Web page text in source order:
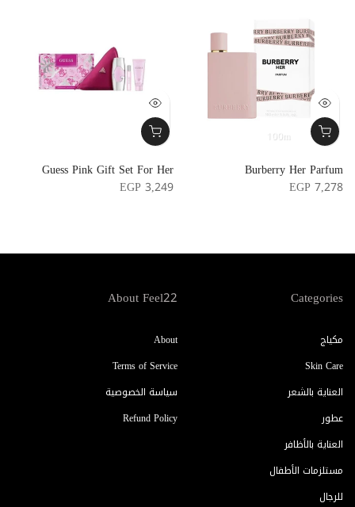
Guess Pink Gift Set For Her
EGP 3,249
100m
Burberry Her Parfum
EGP 7,278
Categories
مكياج
Skin Care
العناية بالشعر
عطور
العناية بالأظافر
مستلزمات الأطفال
للرجال
About Feel22
About
Terms of Service
سياسة الخصوصية
Refund Policy